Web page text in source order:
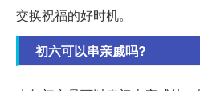
交换祝福的好时机。
初六可以串亲戚吗?